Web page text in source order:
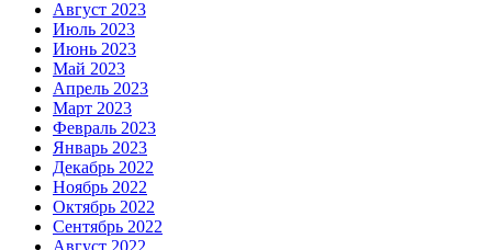
Август 2023
Июль 2023
Июнь 2023
Май 2023
Апрель 2023
Март 2023
Февраль 2023
Январь 2023
Декабрь 2022
Ноябрь 2022
Октябрь 2022
Сентябрь 2022